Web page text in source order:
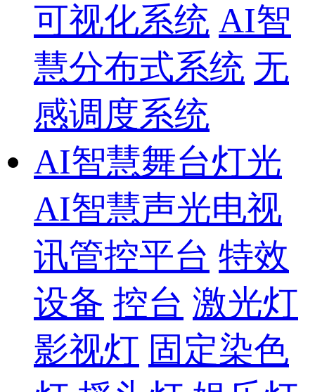
可视化系统 AI智
慧分布式系统 无
感调度系统
AI智慧舞台灯光
AI智慧声光电视
讯管控平台 特效
设备 控台 激光灯
影视灯 固定染色